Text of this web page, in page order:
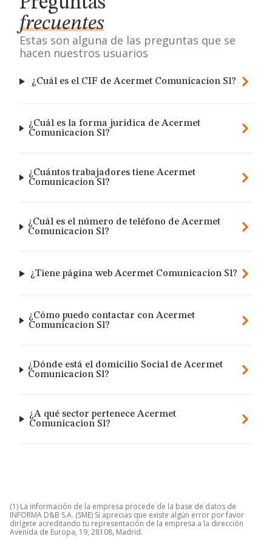
frecuentes
Estas son alguna de las preguntas que se
hacen nuestros usuarios
¿Cuál es el CIF de Acermet Comunicacion Sl?
¿Cuál es la forma jurídica de Acermet
Comunicacion Sl?
¿Cuántos trabajadores tiene Acermet
Comunicacion Sl?
¿Cuál es el número de teléfono de Acermet
Comunicacion Sl?
¿Tiene página web Acermet Comunicacion Sl?
¿Cómo puedo contactar con Acermet
Comunicacion Sl?
¿Dónde está el domicilio Social de Acermet
Comunicacion Sl?
¿A qué sector pertenece Acermet
Comunicacion Sl?
(1) La información de la empresa procede de la base de datos de
INFORMA D&B S.A. (SME) Si aprecias que existe algún error por favor
dirígete acreditando tu representación de la empresa a la dirección
Avenida de Europa, 19, 28108, Madrid.